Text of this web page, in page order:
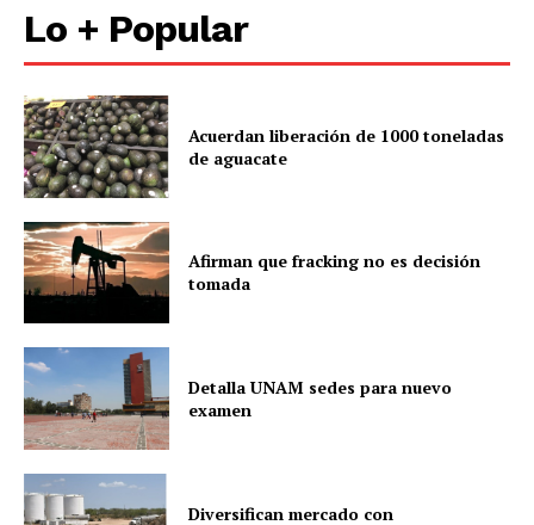
Lo + Popular
Acuerdan liberación de 1000 toneladas
de aguacate
Afirman que fracking no es decisión
tomada
Detalla UNAM sedes para nuevo
examen
Diversifican mercado con